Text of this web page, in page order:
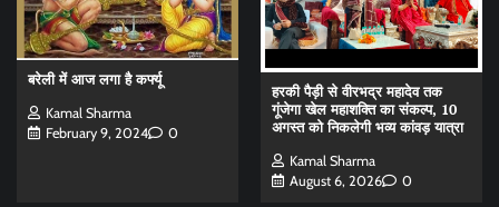
बरेली में आज लगा है कर्फ्यू
Kamal Sharma
February 9, 2024
0
हरकी पैड़ी से वीरभद्र महादेव तक
गूंजेगा खेल महाशक्ति का संकल्प, 10
अगस्त को निकलेगी भव्य कांवड़ यात्रा
Kamal Sharma
August 6, 2026
0